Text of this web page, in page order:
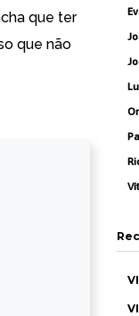
que ter
que não